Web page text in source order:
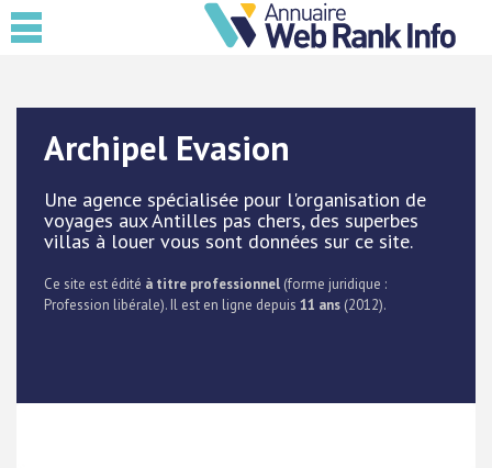
Archipel Evasion
Une agence spécialisée pour l'organisation de
voyages aux Antilles pas chers, des superbes
villas à louer vous sont données sur ce site.
Ce site est édité à titre professionnel (forme juridique :
Profession libérale). Il est en ligne depuis 11 ans (2012).